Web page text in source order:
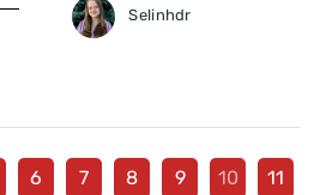
Selinhdr
6 7 8 9 10 11